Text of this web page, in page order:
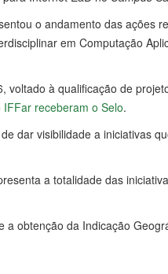
o andamento das ações
em Computação
à qualificação de
receberam o Selo.
dar visibilidade a iniciativas
a totalidade das
obtenção da Indicação